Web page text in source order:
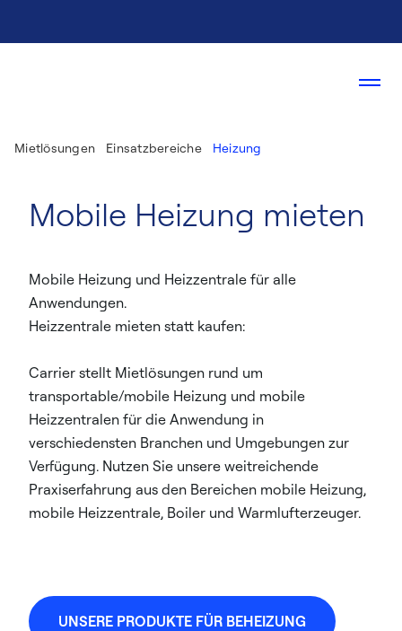
Mietlösungen Einsatzbereiche Heizung
Mobile Heizung mieten
Mobile Heizung und Heizzentrale für alle
Anwendungen.
Heizzentrale mieten statt kaufen:
Carrier stellt Mietlösungen rund um
transportable/mobile Heizung und mobile
Heizzentralen für die Anwendung in
verschiedensten Branchen und Umgebungen zur
Verfügung. Nutzen Sie unsere weitreichende
Praxiserfahrung aus den Bereichen mobile Heizung,
mobile Heizzentrale, Boiler und Warmlufterzeuger.​
UNSERE PRODUKTE FÜR BEHEIZUNG